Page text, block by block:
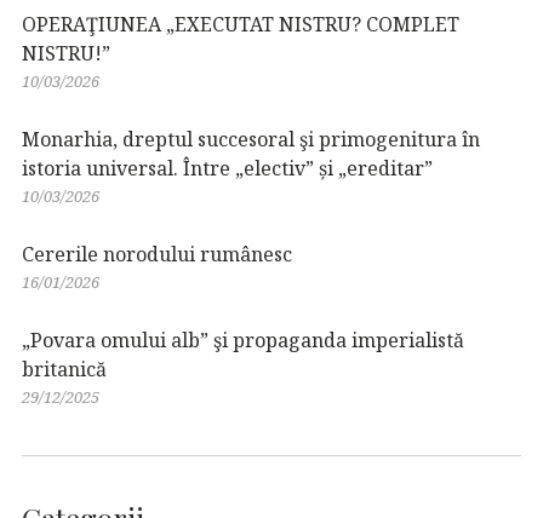
OPERAŢIUNEA „EXECUTAT NISTRU? COMPLET
NISTRU!”
10/03/2026
Monarhia, dreptul succesoral şi primogenitura în
istoria universal. Între „electiv” și „ereditar”
10/03/2026
Cererile norodului rumânesc
16/01/2026
„Povara omului alb” şi propaganda imperialistă
britanică
29/12/2025